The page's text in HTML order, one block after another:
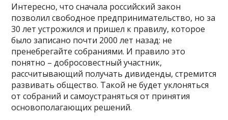
Интересно, что сначала российский закон
позволил свободное предпринимательство, но за
30 лет устрожился и пришел к правилу, которое
было записано почти 2000 лет назад: не
пренебрегайте собраниями. И правило это
понятно – добросовестный участник,
рассчитывающий получать дивиденды, стремится
развивать общество. Такой не будет уклоняться
от собраний и самоустраняться от принятия
основополагающих решений.